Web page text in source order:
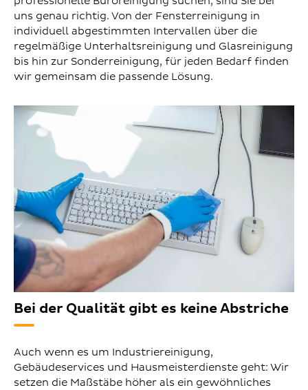
uns genau richtig. Von der Fensterreinigung in
individuell abgestimmten Intervallen über die
regelmäßige Unterhaltsreinigung und Glasreinigung
bis hin zur Sonderreinigung, für jeden Bedarf finden
wir gemeinsam die passende Lösung.
Bei der Qualität gibt es keine Abstriche
Auch wenn es um Industriereinigung,
Gebäudeservices und Hausmeisterdienste geht: Wir
setzen die Maßstäbe höher als ein gewöhnliches